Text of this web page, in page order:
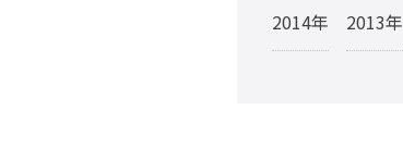
2014年 2013年